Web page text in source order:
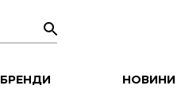
БРЕНДИ НОВИНИ